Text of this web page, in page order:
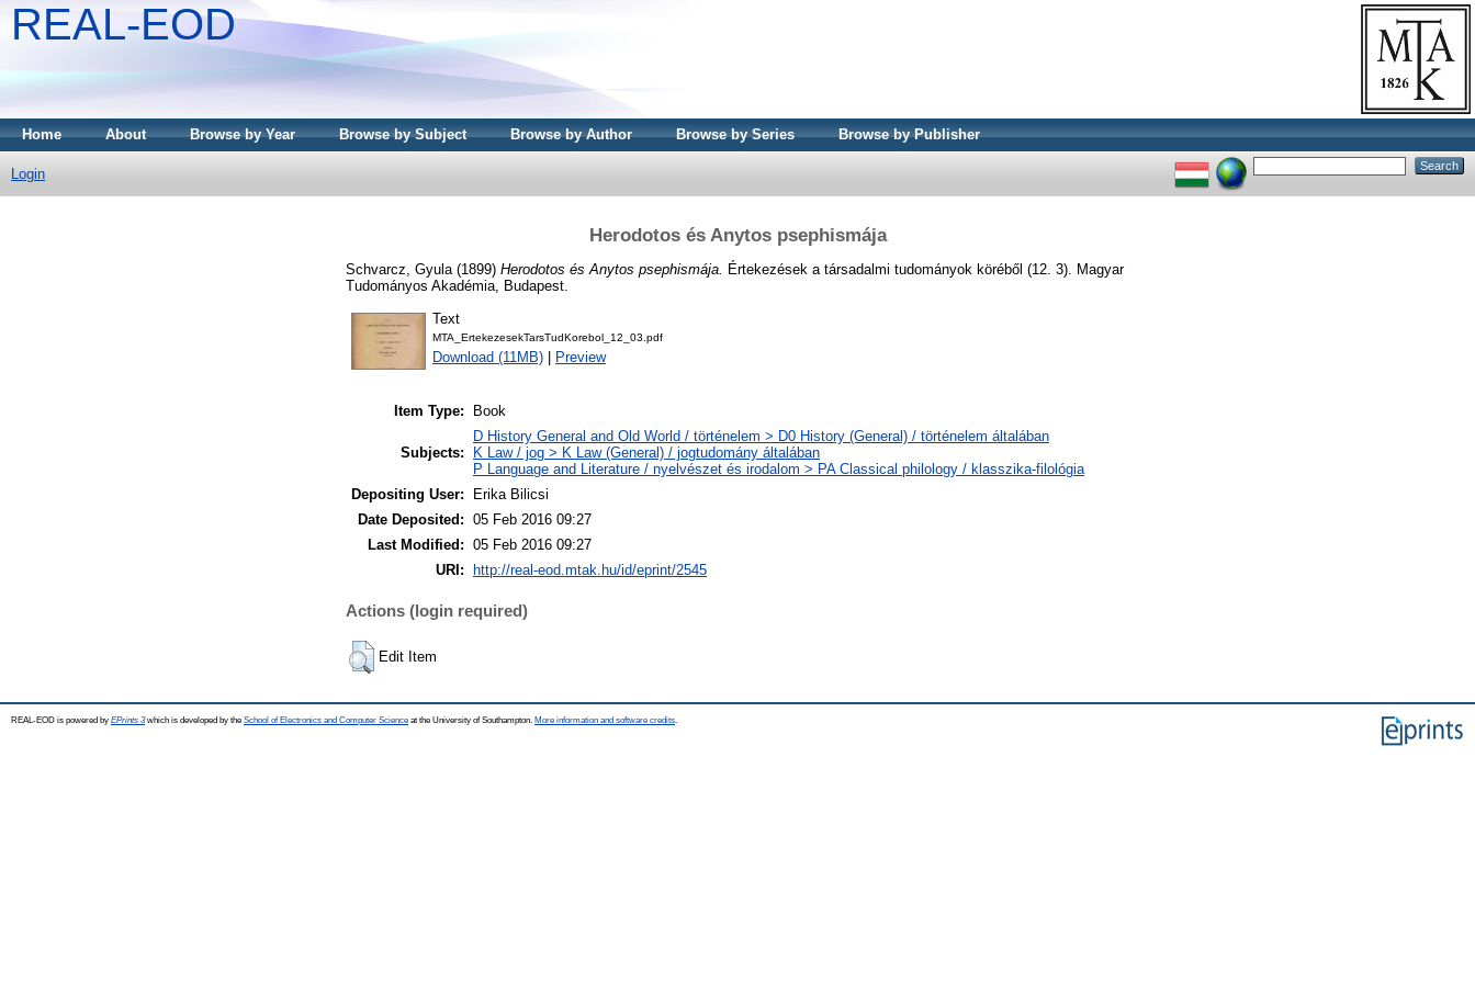
REAL-EOD
Home About Browse by Year Browse by Subject Browse by Author Browse by Series Browse by Publisher
Login
Herodotos és Anytos psephismája
Schvarcz, Gyula (1899) Herodotos és Anytos psephismája. Értekezések a társadalmi tudományok köréből (12. 3). Magyar
Tudományos Akadémia, Budapest.
Text
MTA_ErtekezesekTarsTudKorebol_12_03.pdf
Download (11MB) Preview
Item Type: Book
Subjects:
D History General and Old World / történelem > D0 History (General) / történelem általában
K Law / jog > K Law (General) / jogtudomány általában
P Language and Literature / nyelvészet és irodalom > PA Classical philology / klasszika-filológia
Depositing User:
Erika Bilicsi
Date Deposited: 05 Feb 2016 09:27
Last Modified: 05 Feb 2016 09:27
URI:
http://real-eod.mtak.hu/id/eprint/2545
Actions (login required)
Edit Item
REAL-EOD is powered by EPrints 3which is developed by the School of Electronics and Computer Science at the University of Southampton. More information and software credits